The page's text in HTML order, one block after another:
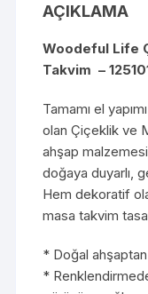
AÇIKLAMA
Woodeful Life
Takvim –
Tamamı el
olan Çiçeklik ve
ahşap
doğaya duyarlı,
Hem dekoratif
masa takvim
* Doğal
*